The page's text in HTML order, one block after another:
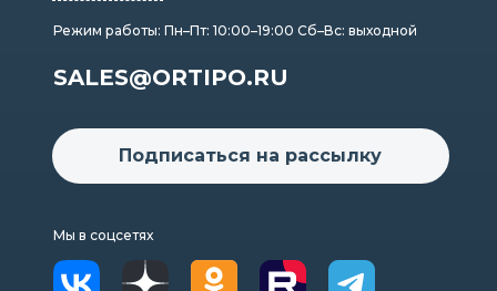
Режим работы: Пн–Пт: 10:00–19:00 Сб–Вс: выходной
SALES@ORTIPO.RU
Подписаться на рассылку
Мы в соцсетях